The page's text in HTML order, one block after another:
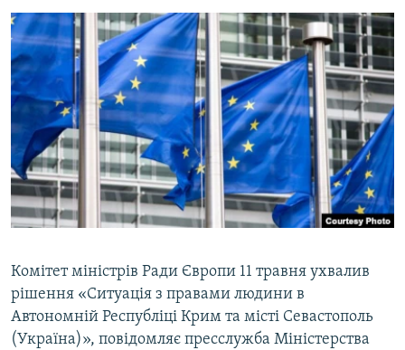
ВСЕ ЗА ДЕНЬ
СПЕЦПРОЕКТИ
ДЕПОРТАЦІЯ
ВІДЕОУРОКИ «ELIFBE»
СВІДЧЕННЯ ОКУПАЦІЇ
УКРАЇНСЬКА ПРОБЛЕМА КРИМУ
ІНФОГРАФІКА
ЯК ОБІЙТИ БЛОКУВАННЯ
Русский
Qırımtatar
ДОЛУЧАЙСЯ!
Усі сайти RFE/RL
Комітет міністрів Ради Європи 11 травня ухвалив
рішення «Ситуація з правами людини в
Автономній Республіці Крим та місті Севастополь
(Україна)», повідомляє пресслужба Міністерства